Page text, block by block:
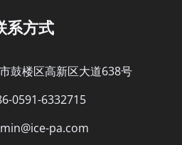
系方式
鼓楼区高新区大道638号
0591-6332715
pa.com